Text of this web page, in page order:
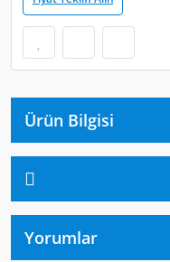
Ürün Bilgisi
Yorumlar